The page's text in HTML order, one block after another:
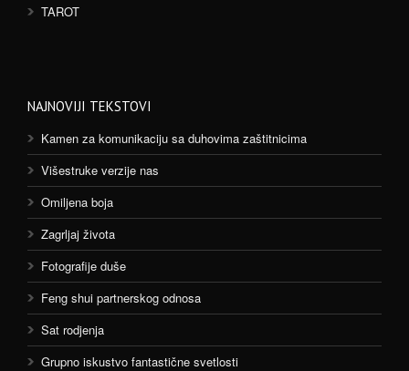
TAROT
NAJNOVIJI TEKSTOVI
Kamen za komunikaciju sa duhovima zaštitnicima
Višestruke verzije nas
Omiljena boja
Zagrljaj života
Fotografije duše
Feng shui partnerskog odnosa
Sat rodjenja
Grupno iskustvo fantastične svetlosti